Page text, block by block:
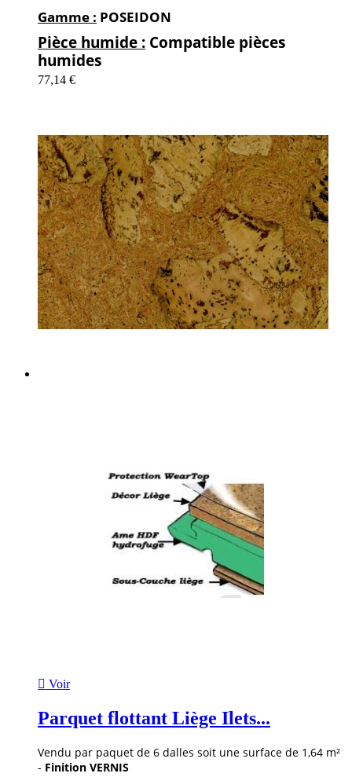
Gamme : POSEIDON
Pièce humide : Compatible pièces
humides
77,14 €
 Voir
Parquet flottant Liège Ilets...
Vendu par paquet de 6 dalles soit une surface de 1,64 m²
- Finition VERNIS